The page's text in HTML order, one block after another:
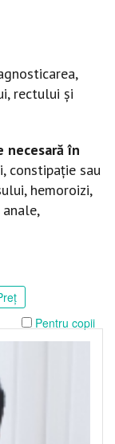
rectului și
necesară în
constipație sau
hemoroizi,
Pentru copii